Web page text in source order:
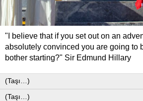
"I believe that if you set out on an
absolutely convinced you are going to
bother starting?" Sir Edmund Hillary